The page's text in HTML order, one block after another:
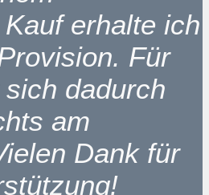
erhalte ich
Für
dadurch
am
Dank für